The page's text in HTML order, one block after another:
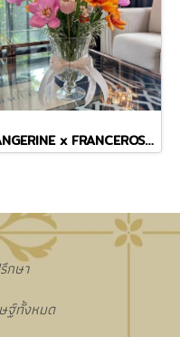
TANGERINE x FRANCEROSE COSMOS TINY MASTERPIECE VASE
กษา
ฐ์ทั้งหมด